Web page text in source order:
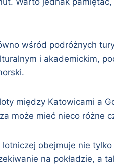
wśród podróżnych
i akademickim,
między Katowicami a
może mieć nieco różne
obejmuje nie
na pokładzie, a